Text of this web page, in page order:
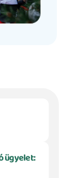
ügyelet: